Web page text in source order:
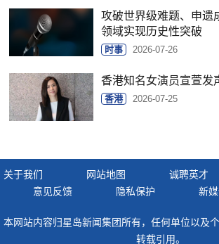
攻破世界级难题、申遗
领域实现历史性突破
时事 2026-07-26
香港知名女演员宣萱发
香港 2026-07-25
关于我们 网站地图 诚聘英才
意见反馈
隐私保护 新
本网站内容归星岛新闻集团所有，任何单位以及
转载引用。